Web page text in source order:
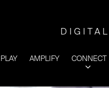
PLAY AMPLIFY CONNECT